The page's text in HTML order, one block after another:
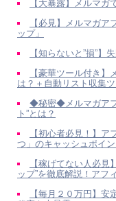
【大暴露】メルマガ
【必見】メルマガ
ップ」
【知らないと”損”】
【豪華ツール付き
は？＋自動リスト収集
◆秘密◆メルマガアフ
ト”とは？
【初心者必見！】
つ」のキャッシュポイ
【稼げてない人必見
ップ”を徹底解説！ア
【毎月２０万円】安